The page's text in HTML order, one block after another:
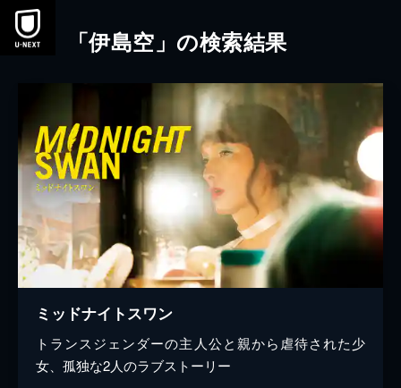
本文へスキップ
「伊島空」の検索結果
ミッドナイトスワン
トランスジェンダーの主人公と親から虐待された少
女、孤独な2人のラブストーリー